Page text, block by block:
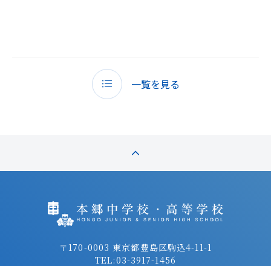
一覧を見る
〒170-0003 東京都豊島区駒込4-11-1
TEL:03-3917-1456